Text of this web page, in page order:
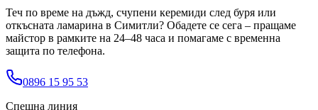
Теч по време на дъжд, счупени керемиди след буря или
откъсната ламарина в Симитли? Обадете се сега – пращаме
майстор в рамките на 24–48 часа и помагаме с временна
защита по телефона.
0896 15 95 53
Спешна линия